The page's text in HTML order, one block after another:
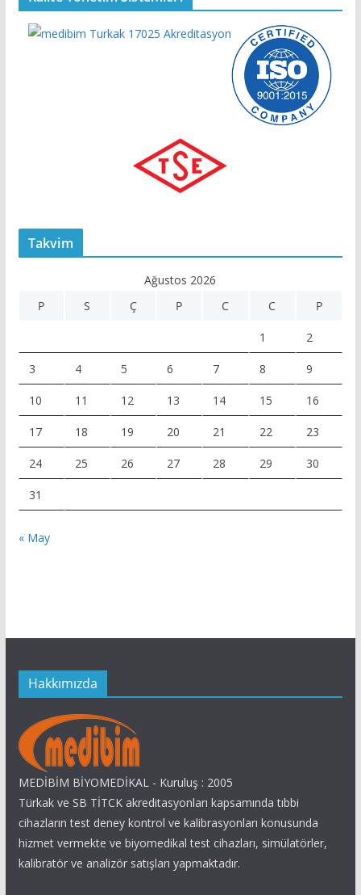
Takvim
Ağustos 2026
P
S Ç P C C P
1 2
3 4 5 6 7 8 9
10 11 12 13 14 15 16
17 18 19 20 21 22 23
24 25 26 27 28 29 30
31
« May
Hakkımızda
MEDİBİM BİYOMEDİKAL - Kuruluş : 2005
Türkak ve SB TİTCK akreditasyonları kapsamında tıbbi
cihazların test deney kontrol ve kalibrasyonları konusunda
hizmet vermekte ve biyomedikal test cihazları, simülatörler,
kalibratör ve analizör satışları yapmaktadır.